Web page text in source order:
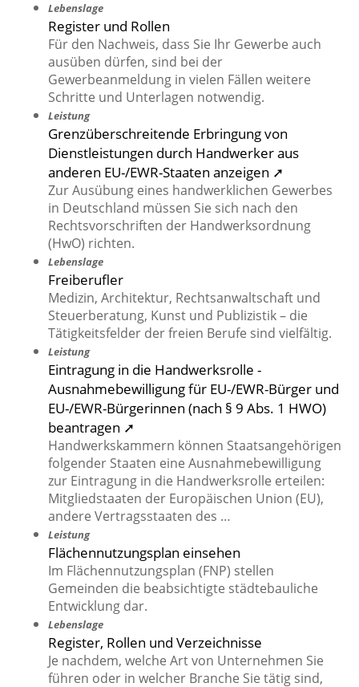
Lebenslage
Register und Rollen
Für den Nachweis, dass Sie Ihr Gewerbe auch
ausüben dürfen, sind bei der
Gewerbeanmeldung in vielen Fällen weitere
Schritte und Unterlagen notwendig.
Leistung
Grenzüberschreitende Erbringung von
Dienstleistungen durch Handwerker aus
anderen EU-/EWR-Staaten anzeigen ➚
Zur Ausübung eines handwerklichen Gewerbes
in Deutschland müssen Sie sich nach den
Rechtsvorschriften der Handwerksordnung
(HwO) richten.
Lebenslage
Freiberufler
Medizin, Architektur, Rechtsanwaltschaft und
Steuerberatung, Kunst und Publizistik – die
Tätigkeitsfelder der freien Berufe sind vielfältig.
Leistung
Eintragung in die Handwerksrolle -
Ausnahmebewilligung für EU-/EWR-Bürger und
EU-/EWR-Bürgerinnen (nach § 9 Abs. 1 HWO)
beantragen ➚
Handwerkskammern können Staatsangehörigen
folgender Staaten eine Ausnahmebewilligung
zur Eintragung in die Handwerksrolle erteilen:
Mitgliedstaaten der Europäischen Union (EU),
andere Vertragsstaaten des …
Leistung
Flächennutzungsplan einsehen
Im Flächennutzungsplan (FNP) stellen
Gemeinden die beabsichtigte städtebauliche
Entwicklung dar.
Lebenslage
Register, Rollen und Verzeichnisse
Je nachdem, welche Art von Unternehmen Sie
führen oder in welcher Branche Sie tätig sind,